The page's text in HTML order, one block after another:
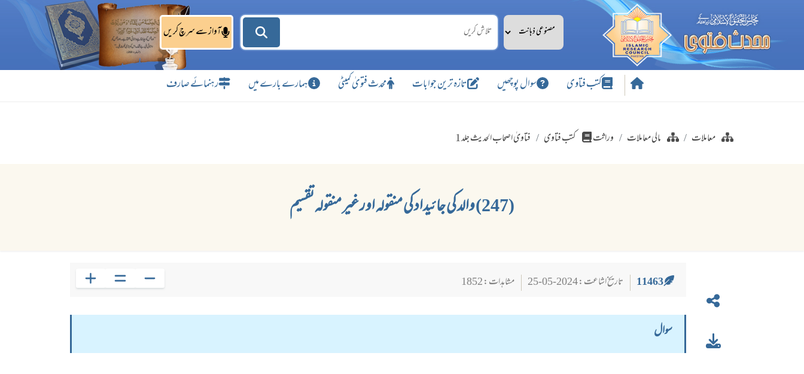
آواز سے سرچ کریں
کتب فتاوی سوال پوچھیں تازہ ترین جوابات محدث فتویٰ کمیٹی ہمارے بارے میں رہنمائے صارف
معاملات مالی معاملات وراثت کتب فتاوی فتاویٰ اصحاب الحدیث جلد 1
(247) والد کی جائیداد کی منقولہ اور غیر منقولہ تقسیم
11463 تاریخ اشاعت : 2024-05-25 مشاہدات : 1852
سوال